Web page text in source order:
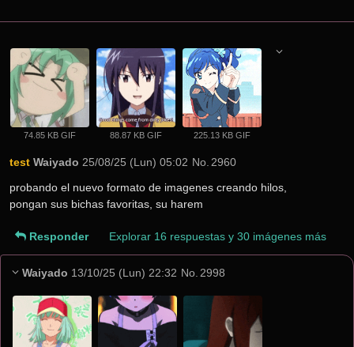
74.85 KB GIF 88.87 KB GIF 225.13 KB GIF
test Waiyado 25/08/25 (Lun) 05:02 No. 2960
probando el nuevo formato de imagenes creando hilos,
pongan sus bichas favoritas, su harem
Responder Explorar 16 respuestas y 30 imágenes más
Waiyado 13/10/25 (Lun) 22:32 No. 2998